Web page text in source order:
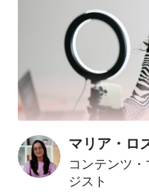
マリア・ロ
コンテンツ
ジスト